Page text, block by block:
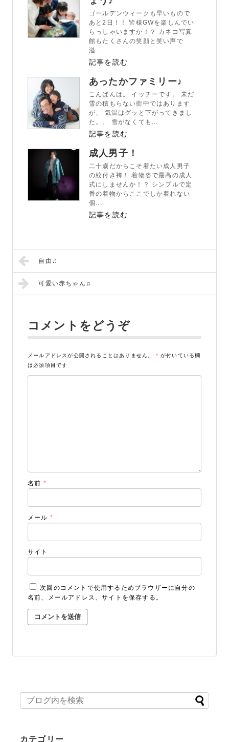
PHOTO STUDIO KANEKO
LINE
ゴールデンウィークも早いもので
あと2日！！ 皆様GWを楽しんでい
らっしゃいますか！？ カネコ写真
館もたくさんの笑顔と笑い声で
溢...
記事を読む
あったかファミリー♪
こんばんは。 イッチーです。 未だ
雪の積もらない街中ではあります
が、 気温はグッと下がってきまし
た。。 雪がなくても...
記事を読む
成人男子！
二十歳だからこそ着たい成人男子
の紋付き袴！ 着物姿で最高の成人
式にしませんか！？ シンプルで定
番の着物からここでしか着れない
個...
記事を読む
自由♫
可愛い赤ちゃん♫
コメントをどうぞ
メールアドレスが公開されることはありません。 * が付いている欄
は必須項目です
名前 *
メール *
サイト
次回のコメントで使用するためブラウザーに自分の
名前、メールアドレス、サイトを保存する。
カテゴリー